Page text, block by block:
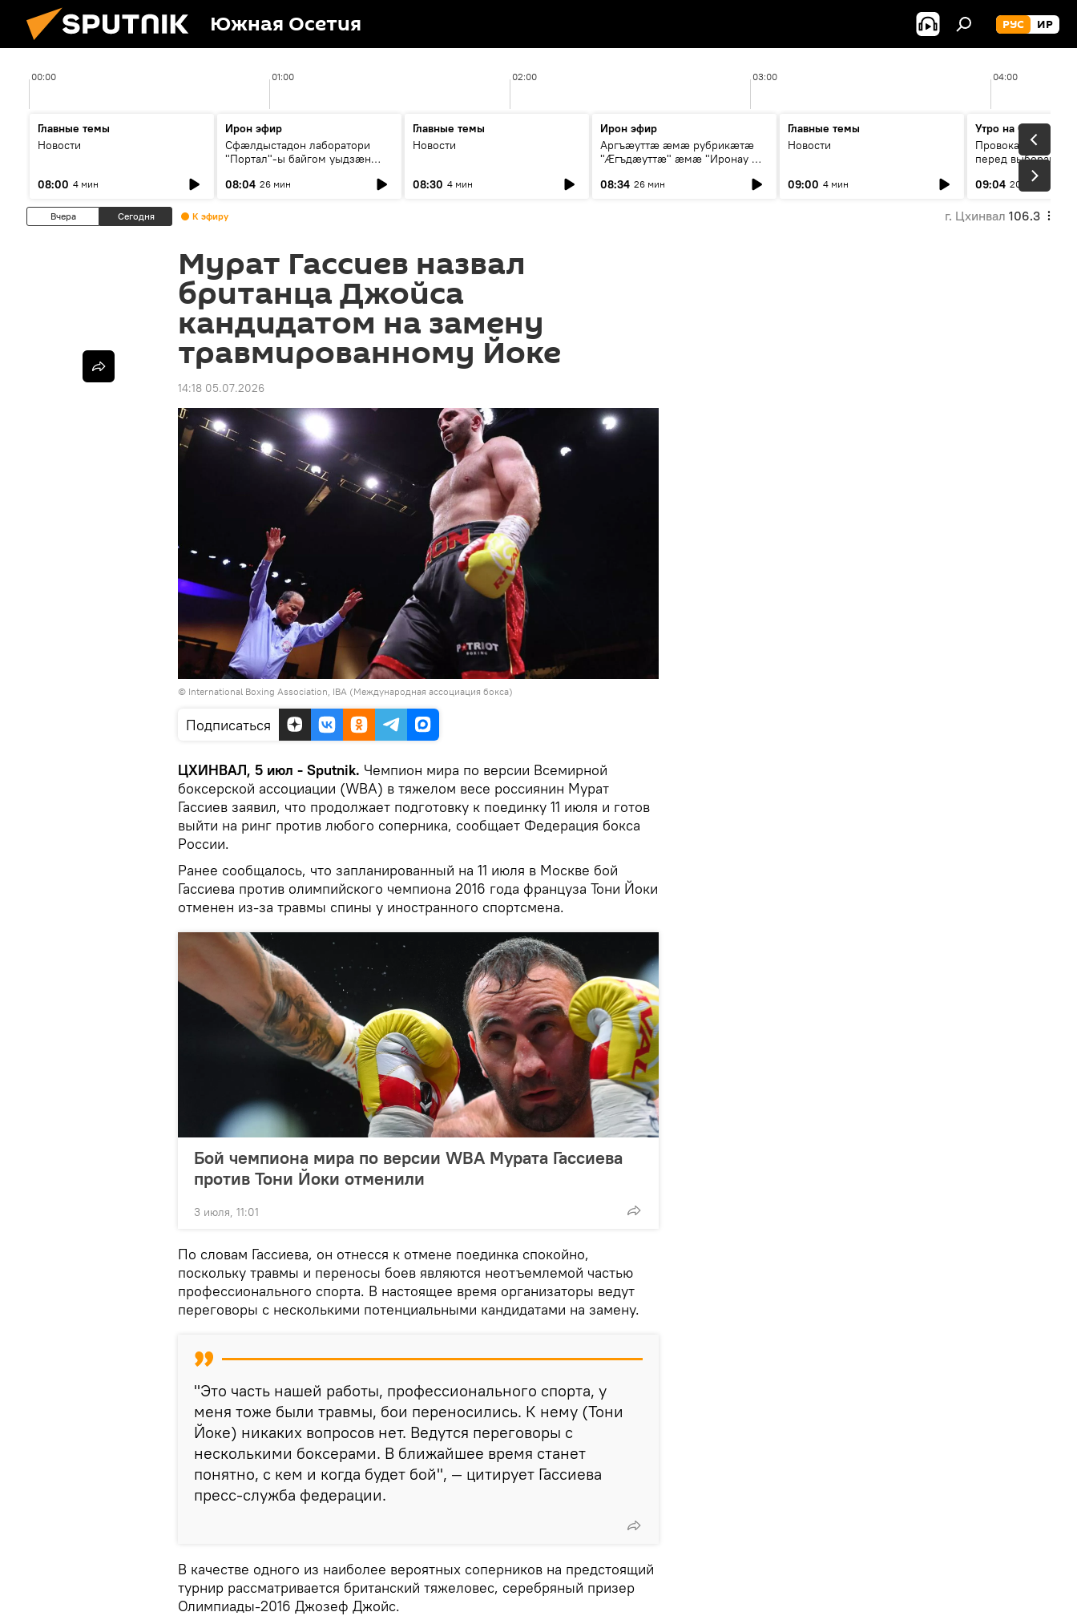
Южная Осетия РУС ИР
00:00 01:00 02:00 03:00 04:00
Главные темы
Новости
08:00 4 мин
Ирон эфир
Сфæлдыстадон лаборатори
"Портал"-ы байгом уыдзæн
Æхсары куыстыты равдыст
08:04 26 мин
Главные темы
Новости
08:30 4 мин
Ирон эфир
Аргъæуттæ æмæ рубрикæтæ
"Æгъдæуттæ" æмæ "Иронау æй
08:34 26 мин
Главные темы
Новости
09:00 4 мин
Утро на Спутнике
Провокации со
перед выборами в
09:04 20 мин
Вчера Сегодня К эфиру г. Цхинвал 106.3
Мурат Гассиев назвал
британца Джойса
кандидатом на замену
травмированному Йоке
14:18 05.07.2026
© International Boxing Association, IBA (Международная ассоциация бокса)
Подписаться
ЦХИНВАЛ, 5 июл - Sputnik. Чемпион мира по версии Всемирной
боксерской ассоциации (WBA) в тяжелом весе россиянин Мурат
Гассиев заявил, что продолжает подготовку к поединку 11 июля и готов
выйти на ринг против любого соперника, сообщает Федерация бокса
России.
Ранее сообщалось, что запланированный на 11 июля в Москве бой
Гассиева против олимпийского чемпиона 2016 года француза Тони Йоки
отменен из-за травмы спины у иностранного спортсмена.
Бой чемпиона мира по версии WBA Мурата Гассиева
против Тони Йоки отменили
3 июля, 11:01
По словам Гассиева, он отнесся к отмене поединка спокойно,
поскольку травмы и переносы боев являются неотъемлемой частью
профессионального спорта. В настоящее время организаторы ведут
переговоры с несколькими потенциальными кандидатами на замену.
"Это часть нашей работы, профессионального спорта, у
меня тоже были травмы, бои переносились. К нему (Тони
Йоке) никаких вопросов нет. Ведутся переговоры с
несколькими боксерами. В ближайшее время станет
понятно, с кем и когда будет бой", — цитирует Гассиева
пресс-служба федерации.
В качестве одного из наиболее вероятных соперников на предстоящий
турнир рассматривается британский тяжеловес, серебряный призер
Олимпиады-2016 Джозеф Джойс.